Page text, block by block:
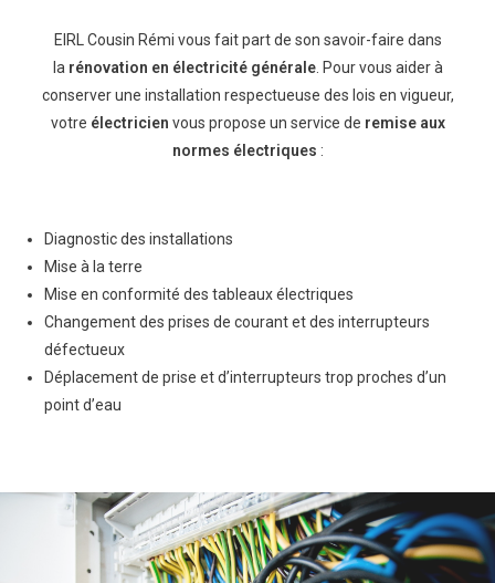
EIRL Cousin Rémi vous fait part de son savoir-faire dans
la rénovation en électricité générale. Pour vous aider à
conserver une installation respectueuse des lois en vigueur,
votre électricien vous propose un service de remise aux
normes électriques :
Diagnostic des installations
Mise à la terre
Mise en conformité des tableaux électriques
Changement des prises de courant et des interrupteurs
défectueux
Déplacement de prise et d’interrupteurs trop proches d’un
point d’eau